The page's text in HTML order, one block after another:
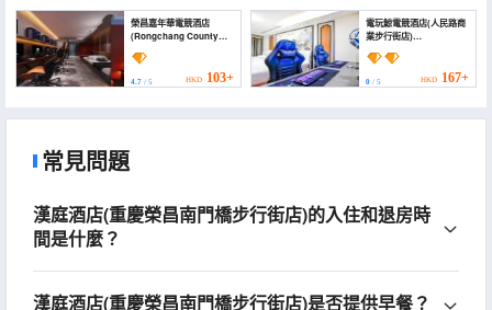
榮昌嘉年華電競酒店
(Rongchang County
Hotel)
4.7 / 5 HKD 103+
電玩鯨電競酒店(人民路商
業步行街店)
Hotel (Renmin Road
Commercial Pedestrian
Street))
0/ 5 HKD 167+
常見問題
漢庭酒店(重慶榮昌南門橋步行街店)的入住和退房時
間是什麼？
漢庭酒店(重慶榮昌南門橋步行街店)是否提供早餐？